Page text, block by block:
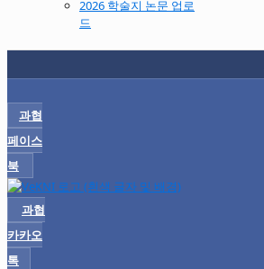
2026 학술지 논문 업로
드
과협
페이스
북
과협
카카오
톡